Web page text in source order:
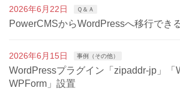
2026年6月22日 Ｑ＆Ａ
PowerCMSからWordPressへ移行でき
2026年6月15日 事例（その他）
WordPressプラグイン「zipaddr-jp」「
WPForm」設置